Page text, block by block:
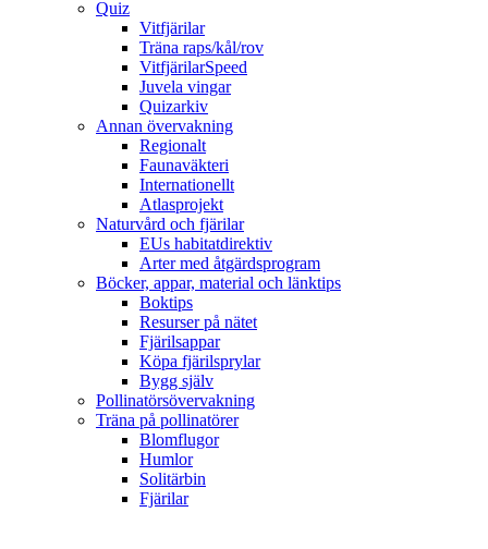
Quiz
Vitfjärilar
Träna raps/kål/rov
VitfjärilarSpeed
Juvela vingar
Quizarkiv
Annan övervakning
Regionalt
Faunaväkteri
Internationellt
Atlasprojekt
Naturvård och fjärilar
EUs habitatdirektiv
Arter med åtgärdsprogram
Böcker, appar, material och länktips
Boktips
Resurser på nätet
Fjärilsappar
Köpa fjärilsprylar
Bygg själv
Pollinatörsövervakning
Träna på pollinatörer
Blomflugor
Humlor
Solitärbin
Fjärilar